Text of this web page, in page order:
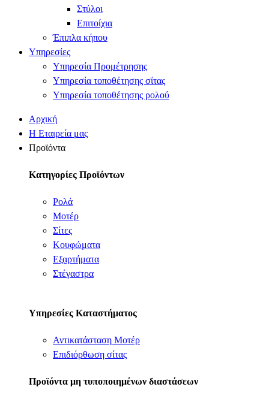
Στύλοι
Επιτοίχια
Έπιπλα κήπου
Υπηρεσίες
Υπηρεσία Προμέτρησης
Υπηρεσία τοποθέτησης σίτας
Υπηρεσία τοποθέτησης ρολού
Αρχική
Η Εταιρεία μας
Προϊόντα
Κατηγορίες Προϊόντων
Ρολά
Μοτέρ
Σίτες
Κουφώματα
Εξαρτήματα
Στέγαστρα
Υπηρεσίες Καταστήματος
Αντικατάσταση Μοτέρ
Επιδιόρθωση σίτας
Προϊόντα μη τυποποιημένων διαστάσεων